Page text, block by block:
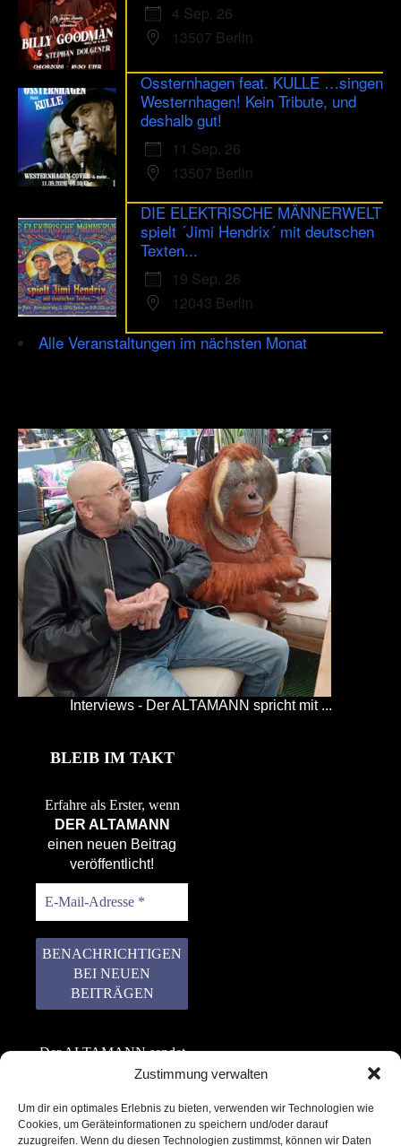
Zustimmung verwalten
Um dir ein optimales Erlebnis zu bieten, verwenden wir Technologien wie
Cookies, um Geräteinformationen zu speichern und/oder darauf
zuzugreifen. Wenn du diesen Technologien zustimmst, können wir Daten
4 Sep. 26
13507 Berlin
Ossternhagen feat. KULLE …singen
Westernhagen! Kein Tribute, und
deshalb gut!
11 Sep. 26
13507 Berlin
DIE ELEKTRISCHE MÄNNERWELT
spielt ´Jimi Hendrix´ mit deutschen
Texten...
19 Sep. 26
12043 Berlin
Alle Veranstaltungen im nächsten Monat
Interviews - Der ALTAMANN spricht mit ...
BLEIB IM TAKT
Erfahre als Erster, wenn
DER ALTAMANN
einen neuen Beitrag
veröffentlicht!
Der ALTAMANN sendet
keinen Spam! Er gibt
weiter. Erfahre mehr in
unserer